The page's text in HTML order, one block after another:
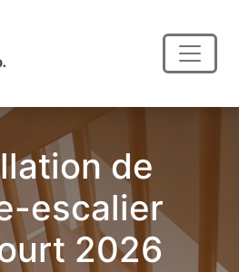
de
escalier
2026